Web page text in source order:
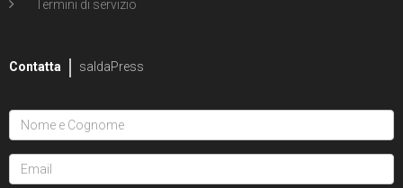
Termini di servizio
Contatta saldaPress